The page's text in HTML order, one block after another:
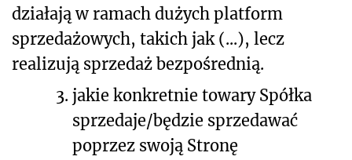
działają w ramach dużych platform
sprzedażowych, takich jak (...), lecz
realizują sprzedaż bezpośrednią.
3. jakie konkretnie towary Spółka
sprzedaje/będzie sprzedawać
poprzez swoją Stronę